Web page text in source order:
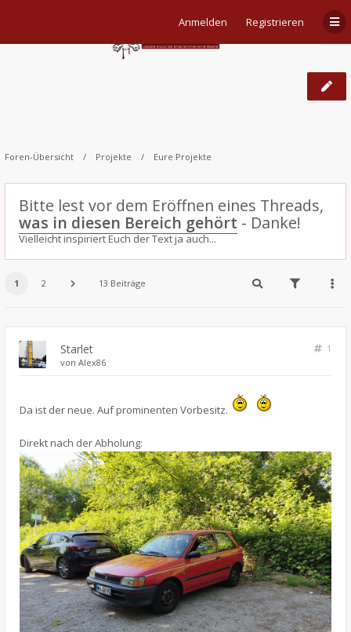
Anmelden Registrieren
Foren-Übersicht Projekte Eure Projekte
Bitte lest vor dem Eröffnen eines Threads,
was in diesen Bereich gehört - Danke!
Vielleicht inspiriert Euch der Text ja auch...
1 2 13 Beiträge
Starlet
1
von Alex86
Da ist der neue. Auf prominenten Vorbesitz.
Direkt nach der Abholung: